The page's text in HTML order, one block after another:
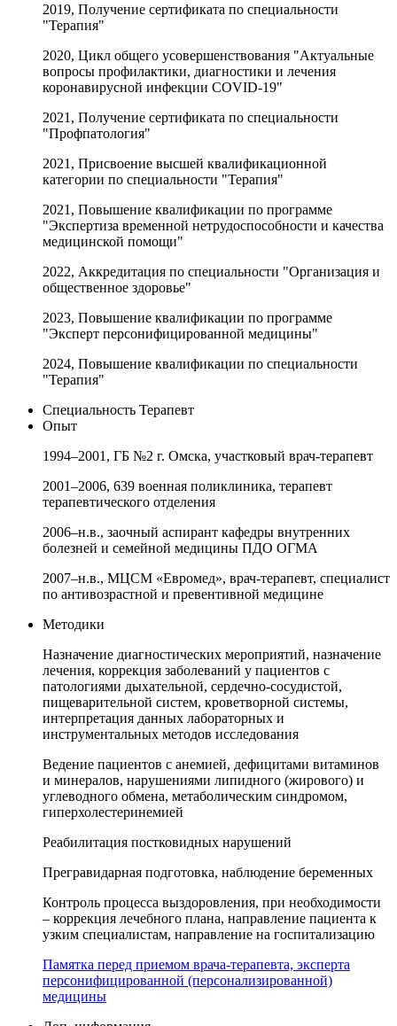
2019, Получение сертификата по специальности
"Терапия"
2020, Цикл общего усовершенствования "Актуальные
вопросы профилактики, диагностики и лечения
коронавирусной инфекции COVID-19"
2021, Получение сертификата по специальности
"Профпатология"
2021, Присвоение высшей квалификационной
категории по специальности "Терапия"
2021, Повышение квалификации по программе
"Экспертиза временной нетрудоспособности и качества
медицинской помощи"
2022, Аккредитация по специальности "Организация и
общественное здоровье"
2023, Повышение квалификации по программе
"Эксперт персонифицированной медицины"
2024, Повышение квалификации по специальности
"Терапия"
Специальность Терапевт
Опыт
1994–2001, ГБ №2 г. Омска, участковый врач-терапевт
2001–2006, 639 военная поликлиника, терапевт
терапевтического отделения
2006–н.в., заочный аспирант кафедры внутренних
болезней и семейной медицины ПДО ОГМА
2007–н.в., МЦСМ «Евромед», врач-терапевт, специалист
по антивозрастной и превентивной медицине
Методики
Назначение диагностических мероприятий, назначение
лечения, коррекция заболеваний у пациентов с
патологиями дыхательной, сердечно-сосудистой,
пищеварительной систем, кроветворной системы,
интерпретация данных лабораторных и
инструментальных методов исследования
Ведение пациентов с анемией, дефицитами витаминов
и минералов, нарушениями липидного (жирового) и
углеводного обмена, метаболическим синдромом,
гиперхолестеринемией
Реабилитация постковидных нарушений
Прегравидарная подготовка, наблюдение беременных
Контроль процесса выздоровления, при необходимости
– коррекция лечебного плана, направление пациента к
узким специалистам, направление на госпитализацию
Памятка перед приемом врача-терапевта, эксперта
персонифицированной (персонализированной)
медицины